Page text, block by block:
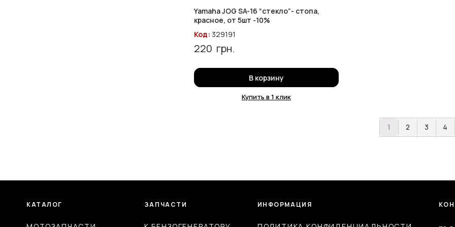
Yamaha JOG SA-16 “стекло”- стопа,
красное, от 5шт -10%
Код: 329191
220 грн.
В корзину
Купить в 1 клик
1 2 3 4
КАТАЛОГ ЗАПЧАСТИ ИНФОРМАЦИЯ